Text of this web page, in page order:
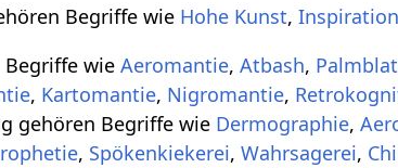
Begriffe wie Hohe Kunst,Inspiration
Begriffe wieAeromantie,Atbash,
, Kartomantie, Nigromantie,
gehören Begriffe wie Dermographie,
, Spökenkiekerei,Wahrsagerei,